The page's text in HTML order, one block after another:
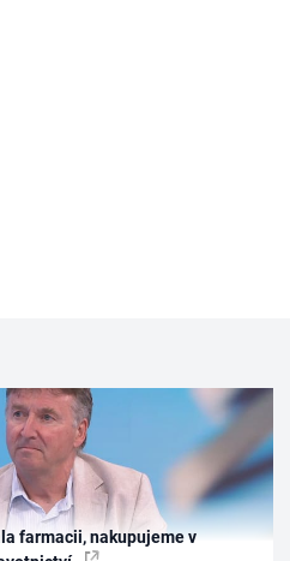
farmacii, nakupujeme v